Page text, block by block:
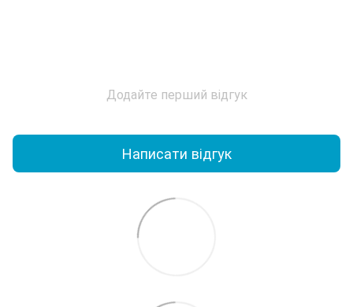
Додайте перший відгук
Написати відгук